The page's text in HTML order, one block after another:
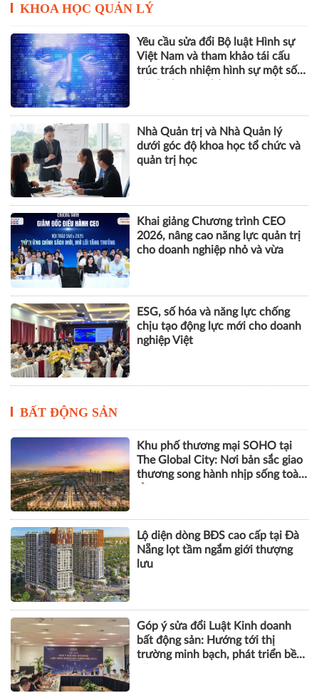
KHOA HỌC QUẢN LÝ
Yêu cầu sửa đổi Bộ luật Hình sự
Việt Nam và tham khảo tái cấu
trúc trách nhiệm hình sự một số
Nhà Quản trị và Nhà Quản lý
dưới góc độ khoa học tổ chức và
quản trị học
Khai giảng Chương trình CEO
2026, nâng cao năng lực quản trị
cho doanh nghiệp nhỏ và vừa
ESG, số hóa và năng lực chống
chịu tạo động lực mới cho doanh
nghiệp Việt
BẤT ĐỘNG SẢN
Khu phố thương mại SOHO tại
The Global City: Nơi bản sắc giao
thương song hành nhịp sống toàn
Lộ diện dòng BĐS cao cấp tại Đà
Nẵng lọt tầm ngắm giới thượng
lưu
Góp ý sửa đổi Luật Kinh doanh
bất động sản: Hướng tới thị
trường minh bạch, phát triển bền